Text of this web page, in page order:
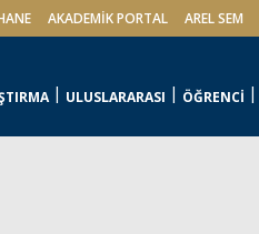
AKADEMİK PORTAL AREL SEM
ULUSLARARASI ÖĞRENCİ